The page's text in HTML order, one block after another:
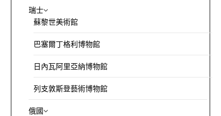
瑞士
蘇黎世美術館
巴塞爾丁格利博物館
日內瓦阿里亞納博物館
列支敦斯登藝術博物館
俄國